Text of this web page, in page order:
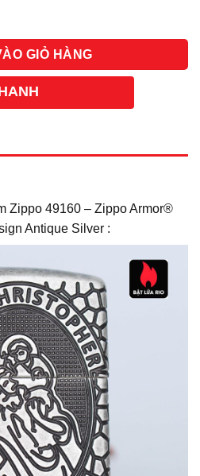
GIỎ HÀNG
Zippo 49160 – Zippo Armor®
Antique Silver :